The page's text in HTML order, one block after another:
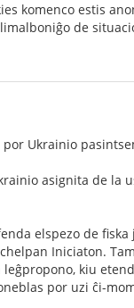
komenco estis
de
Ukrainio
asignita de
elspezo de
Iniciaton.
kiu
por uzi ĉi-